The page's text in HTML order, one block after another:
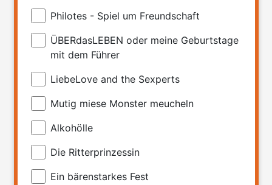
Philotes - Spiel um Freundschaft
ÜBERdasLEBEN oder meine Geburtstage
mit dem Führer
LiebeLove and the Sexperts
Mutig miese Monster meucheln
Alkohölle
Die Ritterprinzessin
Ein bärenstarkes Fest